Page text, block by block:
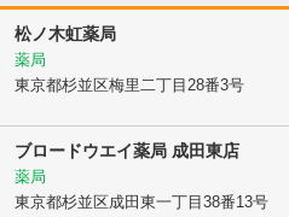
松ノ木虹薬局
薬局
東京都杉並区梅里二丁目28番3号
ブロードウエイ薬局 成田東店
薬局
東京都杉並区成田東一丁目38番13号